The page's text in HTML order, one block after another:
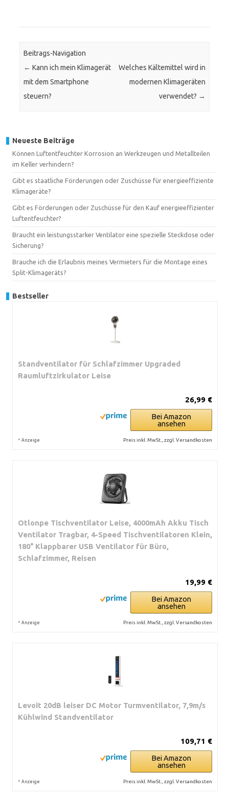
Beitrags-Navigation
← Kann ich mein Klimagerät
mit dem Smartphone
steuern?
Welches Kältemittel wird in
modernen Klimageräten
verwendet? →
Neueste Beiträge
Können Luftentfeuchter Korrosion an Werkzeugen und Metallteilen
im Keller verhindern?
Gibt es staatliche Förderungen oder Zuschüsse für energieeffiziente
Klimageräte?
Gibt es Förderungen oder Zuschüsse für den Kauf energieeffizienter
Luftentfeuchter?
Braucht ein leistungsstarker Ventilator eine spezielle Steckdose oder
Sicherung?
Brauche ich die Erlaubnis meines Vermieters für die Montage eines
Split-Klimageräts?
Bestseller
Standventilator für Schlafzimmer Upgraded
Raumluftzirkulator Leise
26,99 €
Bei Amazon
ansehen
* Anzeige Preis inkl. MwSt., zzgl. Versandkosten
Otlonpe Tischventilator Leise, 4000mAh Akku Tisch
Ventilator Tragbar, 4-Speed Tischventilatoren Klein,
180° Klappbarer USB Ventilator für Büro,
Schlafzimmer, Reisen
19,99 €
Bei Amazon
ansehen
* Anzeige Preis inkl. MwSt., zzgl. Versandkosten
Levoit 20dB leiser DC Motor Turmventilator, 7,9m/s
Kühlwind Standventilator
109,71 €
Bei Amazon
ansehen
* Anzeige Preis inkl. MwSt., zzgl. Versandkosten